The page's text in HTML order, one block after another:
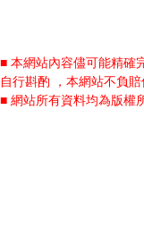
■ 本網站內容儘可能精確
自行斟酌 ，本網站不負賠
■ 網站所有資料均為版權